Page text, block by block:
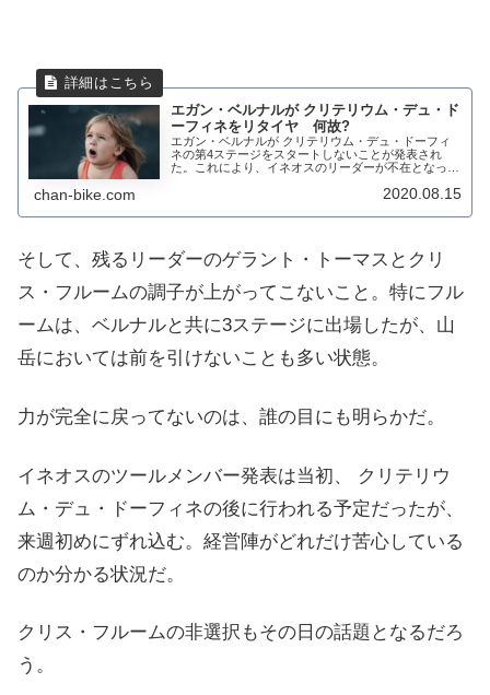
エガン・ベルナルが クリテリウム・デュ・ド
ーフィネをリタイヤ 何故?
エガン・ベルナルが クリテリウム・デュ・ドーフィ
ネの第4ステージをスタートしないことが発表され
た。これにより、イネオスのリーダーが不在となって
タートしないのだろうか?トーマスが発言"He's ...
chan-bike.com 2020.08.15
そして、残るリーダーのゲラント・トーマスとクリ
ス・フルームの調子が上がってこないこと。特にフル
ームは、ベルナルと共に3ステージに出場したが、山
岳においては前を引けないことも多い状態。
力が完全に戻ってないのは、誰の目にも明らかだ。
イネオスのツールメンバー発表は当初、 クリテリウ
ム・デュ・ドーフィネの後に行われる予定だったが、
来週初めにずれ込む。経営陣がどれだけ苦心している
のか分かる状況だ。
クリス・フルームの非選択もその日の話題となるだろ
う。